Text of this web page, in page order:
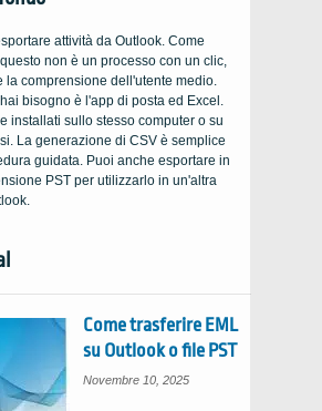
attività da Outlook. Come
non è un processo con un clic,
la comprensione dell'utente medio.
bisogno è l'app di posta ed Excel.
installati sullo stesso computer o su
La generazione di CSV è semplice
guidata. Puoi anche esportare in
PST per utilizzarlo in un'altra
Come trasferire EML
su Outlook o file PST
Novembre 10, 2025